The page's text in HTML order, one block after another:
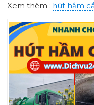
Xem thêm : hút hầm